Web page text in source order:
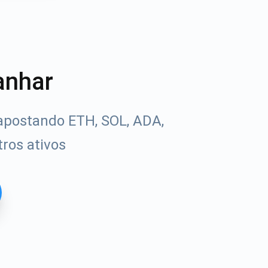
ETH, SOL, ADA,
ativos
de